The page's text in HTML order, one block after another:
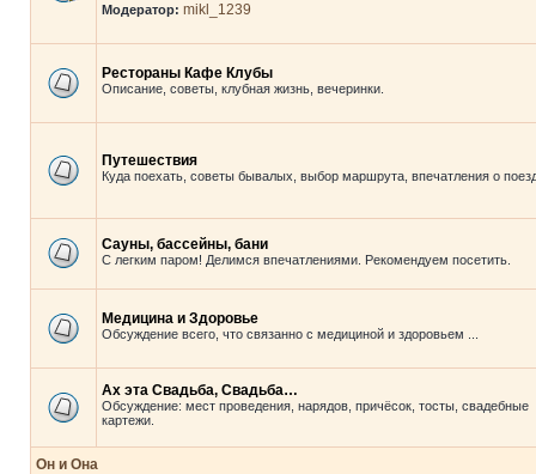
Модератор: mikl_1239
Рестораны Кафе Клубы
Описание, советы, клубная жизнь, вечеринки.
Путешествия
Куда поехать, советы бывалых, выбор маршрута, впечатления о
Сауны, бассейны, бани
С легким паром! Делимся впечатлениями. Рекомендуем посетить.
Медицина и Здоровье
Обсуждение всего, что связанно с медициной и здоровьем ...
Ах эта Свадьба, Свадьба…
Обсуждение: мест проведения, нарядов, причёсок, тосты, свадебные
картежи.
Он и Она